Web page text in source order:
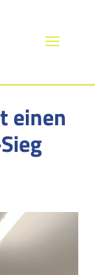
einen